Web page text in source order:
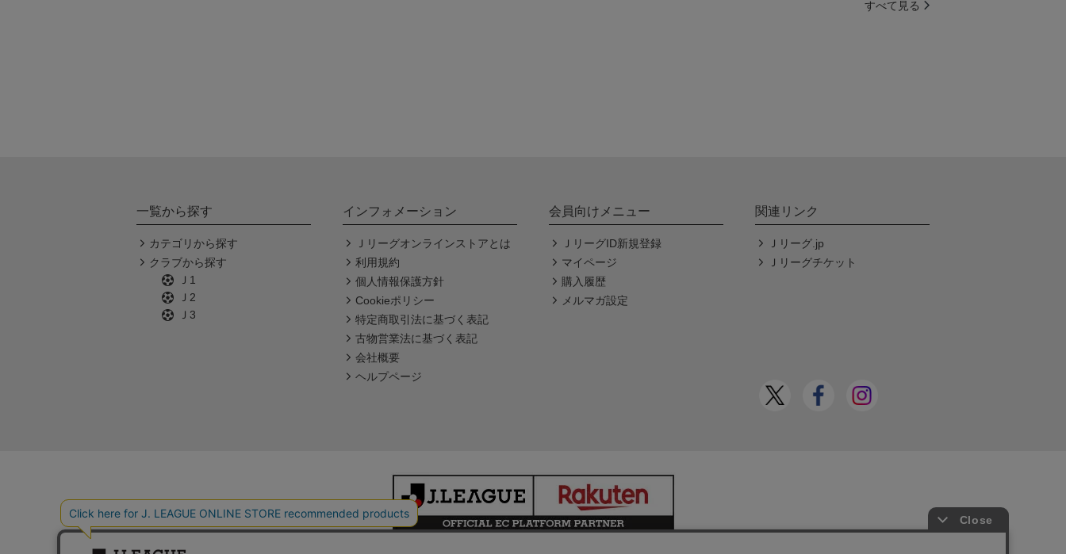
すべて見る
一覧から探す
カテゴリから探す
クラブから探す
Ｊ1
Ｊ2
Ｊ3
インフォメーション
Ｊリーグオンラインストアとは
利用規約
個人情報保護方針
Cookieポリシー
特定商取引法に基づく表記
古物営業法に基づく表記
会社概要
ヘルプページ
会員向けメニュー
ＪリーグID新規登録
マイページ
購入履歴
メルマガ設定
関連リンク
Ｊリーグ.jp
Ｊリーグチケット